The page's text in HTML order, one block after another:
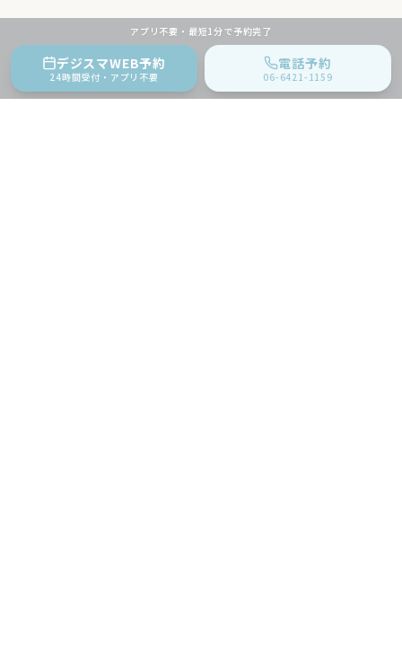
アプリ不要・最短1分で予約完了
デジスマWEB予約
24時間受付・アプリ不要
電話予約
06-6421-1159